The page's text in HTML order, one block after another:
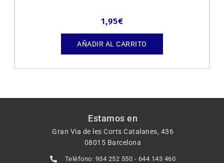
1,95€
AÑADIR AL CARRITO
Estamos en
Gran Via de les Corts Catalanes, 436
08015 Barcelona
Teléfono: 934 252 550 - 644 143 460